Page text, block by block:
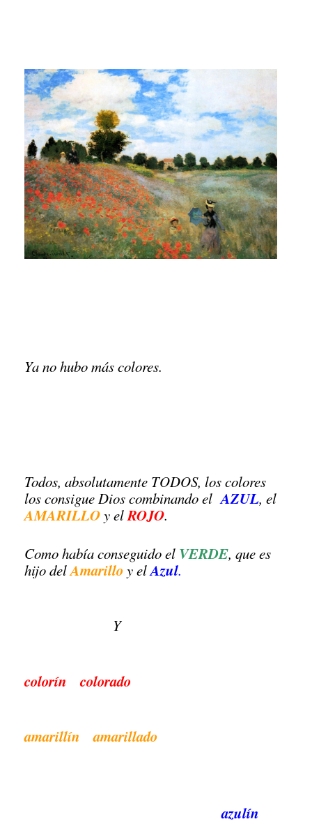
Ya no hubo más colores.
Todos, absolutamente TODOS, los colores
los consigue Dios combinando elAZUL, el
AMARILLOy elROJO.
Como había conseguido el VERDE, que es
hijo delAmarillo y elAzul.
Y
colorín colorado
amarillín amarillado
azulín